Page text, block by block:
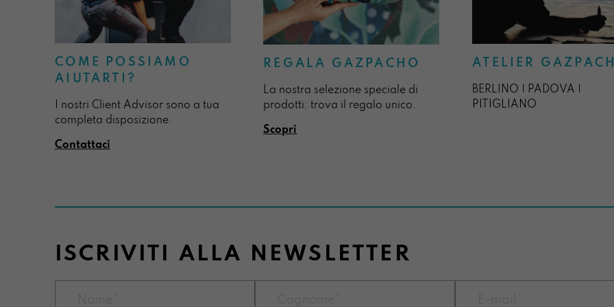
COME POSSIAMO
AIUTARTI?
I nostri Client Advisor sono a tua
completa disposizione.
Contattaci
REGALA GAZPACHO
La nostra selezione speciale di
prodotti: trova il regalo unico.
Scopri
ATELIER
BERLINO | PADOVA |
PITIGLIANO
ISCRIVITI ALLA NEWSLETTER